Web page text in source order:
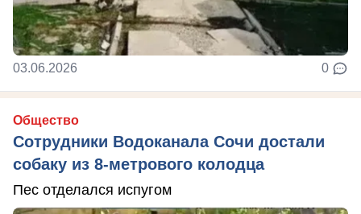
03.06.2026 0
Общество
Сотрудники Водоканала Сочи достали
собаку из 8-метрового колодца
Пес отделался испугом